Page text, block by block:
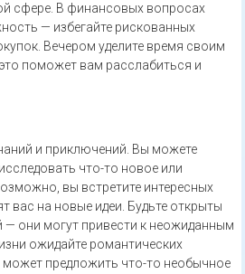
сфере. В финансовых вопросах
— избегайте рискованных
Вечером уделите время своим
поможет вам расслабиться и
и приключений. Вы можете
что-то новое или
вы встретите интересных
вас на новые идеи. Будьте открыты
они могут привести к неожиданным
ожидайте романтических
предложить что-то необычное